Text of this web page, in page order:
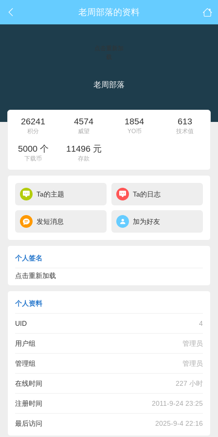
老周部落的资料
点击重新加
老周部落
26241
积分
4574
威望
1854
YO币
613
技术值
5000 个
下载币
11496 元
存款
Ta的主题 Ta的日志
发短消息 加为好友
个人签名
点击重新加载
个人资料
UID 4
用户组 管理员
管理组 管理员
在线时间 227 小时
注册时间 2011-9-24 23:25
最后访问 2025-9-4 22:16